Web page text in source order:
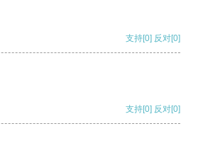
支持[0] 反对[0]
支持[0] 反对[0]